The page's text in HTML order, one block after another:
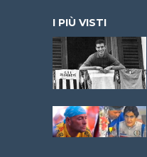
I PIÙ VISTI